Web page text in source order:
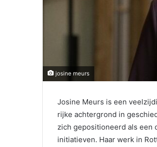
josine meurs
Josine Meurs is een
rijke achtergrond in
zich gepositioneerd als een
initiatieven. Haar werk in